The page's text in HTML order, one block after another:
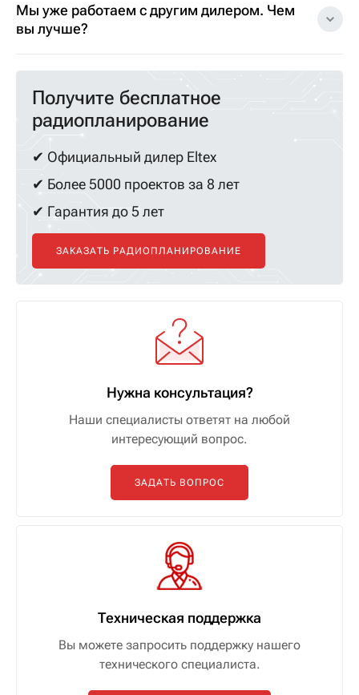
Мы уже работаем с другим дилером. Чем
вы лучше?
Получите бесплатное
радиопланирование
✔ Официальный дилер Eltex
✔ Более 5000 проектов за 8 лет
✔ Гарантия до 5 лет
ЗАКАЗАТЬ РАДИОПЛАНИРОВАНИЕ
Нужна консультация?
Наши специалисты ответят на любой
интересующий вопрос.
ЗАДАТЬ ВОПРОС
Техническая поддержка
Вы можете запросить поддержку нашего
технического специалиста.